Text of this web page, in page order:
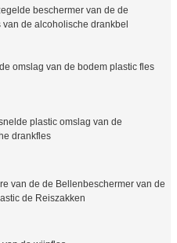
beschermer van de de
van de alcoholische drankbel
omslag van de bodem plastic fles
plastic omslag van de
drankfles
van de de Bellenbeschermer van de
de Reiszakken